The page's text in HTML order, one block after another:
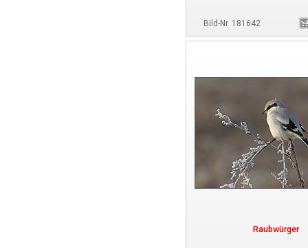
Bild-Nr. 181642
Raubwürger